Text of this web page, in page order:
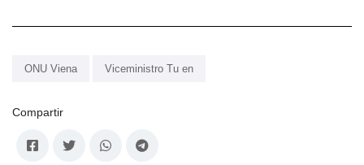
ONU Viena Viceministro Tu en
Compartir